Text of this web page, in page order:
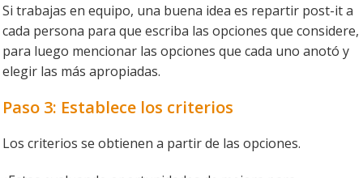
Si trabajas en equipo, una buena idea es repartir post-it a
cada persona para que escriba las opciones que considere,
para luego mencionar las opciones que cada uno anotó y
elegir las más apropiadas.
Paso 3: Establece los criterios
Los criterios se obtienen a partir de las opciones.